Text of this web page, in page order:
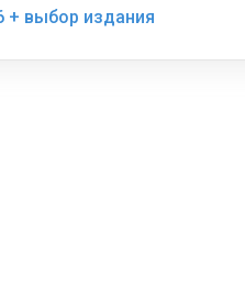
+ выбор издания